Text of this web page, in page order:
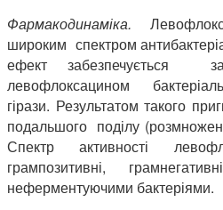
Фармакодинаміка.
широким спектром
ефект забезпечується
левофлоксацином
гірази. Результатом такого
подальшого поділу
Спектр активності
грампозитивні,
неферментуючими бактеріями.